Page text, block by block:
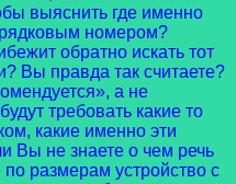
выяснить где именно
номером?
обратно искать тот
Вы правда так считаете?
а не
требовать какие то
какие именно эти
Вы не знаете о чем речь
размерам устройство с